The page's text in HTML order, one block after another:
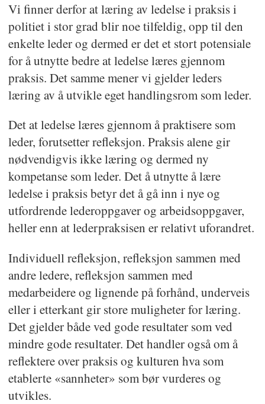
Vi finner derfor at læring av ledelse i praksis i
politiet i stor grad blir noe tilfeldig, opp til den
enkelte leder og dermed er det et stort potensiale
for å utnytte bedre at ledelse læres gjennom
praksis. Det samme mener vi gjelder leders
læring av å utvikle eget handlingsrom som leder.
Det at ledelse læres gjennom å praktisere som
leder, forutsetter refleksjon. Praksis alene gir
nødvendigvis ikke læring og dermed ny
kompetanse som leder. Det å utnytte å lære
ledelse i praksis betyr det å gå inn i nye og
utfordrende lederoppgaver og arbeidsoppgaver,
heller enn at lederpraksisen er relativt uforandret.
Individuell refleksjon, refleksjon sammen med
andre ledere, refleksjon sammen med
medarbeidere og lignende på forhånd, underveis
eller i etterkant gir store muligheter for læring.
Det gjelder både ved gode resultater som ved
mindre gode resultater. Det handler også om å
reflektere over praksis og kulturen hva som
etablerte «sannheter» som bør vurderes og
utvikles.